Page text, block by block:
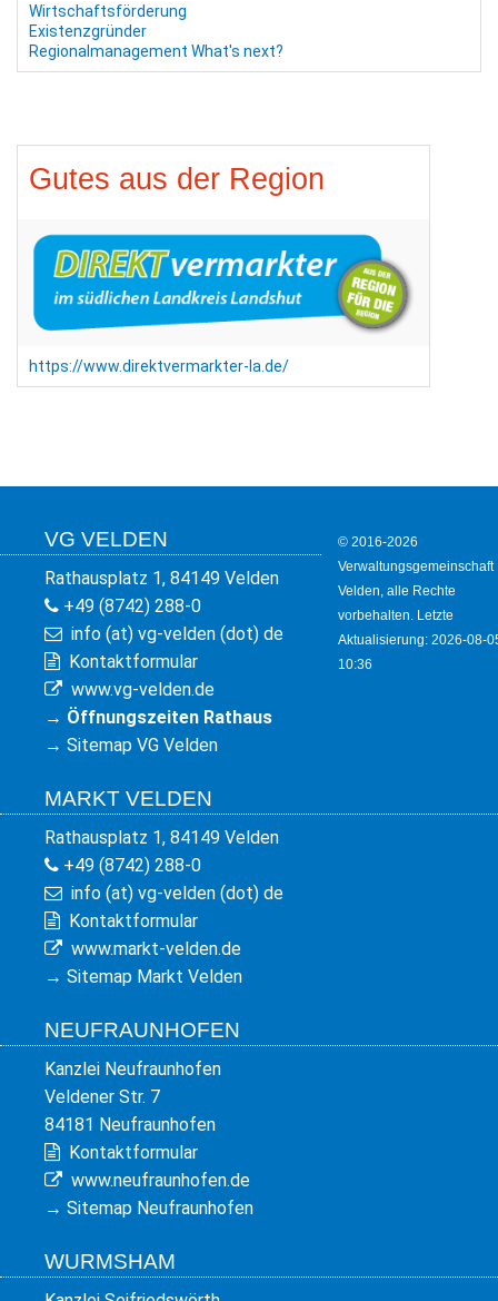
Wirtschaftsförderung
Existenzgründer
Regionalmanagement What's next?
Gutes aus der Region
https://www.direktvermarkter-la.de/
VG VELDEN
Rathausplatz 1, 84149 Velden
+49 (8742) 288-0
info (at) vg-velden (dot) de
Kontaktformular
www.vg-velden.de
→ Öffnungszeiten Rathaus
→ Sitemap VG Velden
MARKT VELDEN
Rathausplatz 1, 84149 Velden
+49 (8742) 288-0
info (at) vg-velden (dot) de
Kontaktformular
www.markt-velden.de
→ Sitemap Markt Velden
NEUFRAUNHOFEN
Kanzlei Neufraunhofen
Veldener Str. 7
84181 Neufraunhofen
Kontaktformular
www.neufraunhofen.de
→ Sitemap Neufraunhofen
WURMSHAM
© 2016-2026
Verwaltungsgemeinschaft
Velden, alle Rechte
vorbehalten. Letzte
Aktualisierung: 2026-08-
10:36